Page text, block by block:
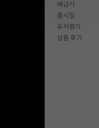
배급사
출시일
유저평가
상품 후기